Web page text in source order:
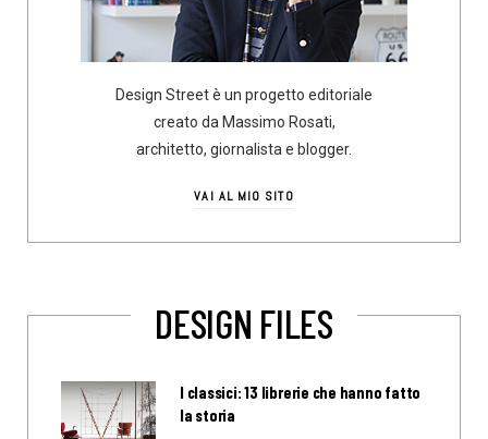
Design Street è un progetto editoriale
creato da Massimo Rosati,
architetto, giornalista e blogger.
VAI AL MIO SITO
DESIGN FILES
I classici: 13 librerie che hanno fatto
la storia